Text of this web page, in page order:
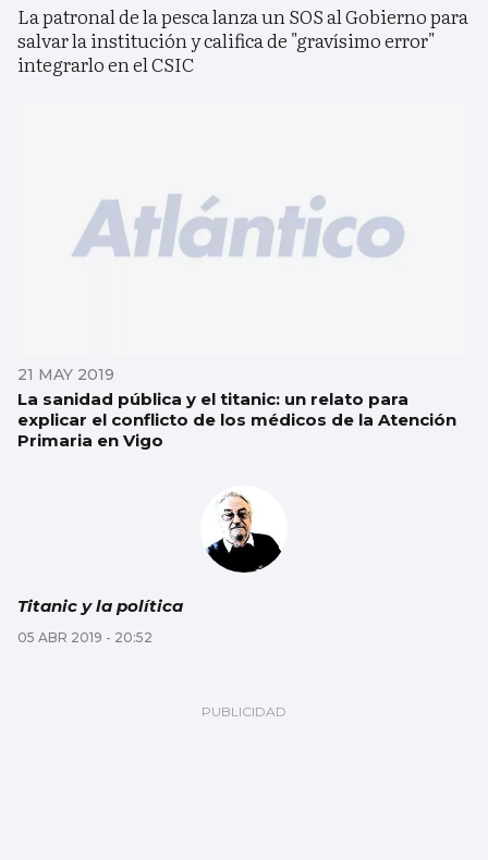
La patronal de la pesca lanza un SOS al Gobierno para
salvar la institución y califica de "gravísimo error"
integrarlo en el CSIC
21 MAY 2019
La sanidad pública y el titanic: un relato para
explicar el conflicto de los médicos de la Atención
Primaria en Vigo
Titanic y la política
05 ABR 2019 - 20:52